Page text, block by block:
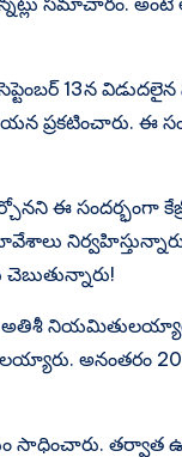
13న
ప్రకటించారు. ఈ
ఈ సందర్భంగా
అతిశీ
అనంతరం
సాధించారు. తర్వాత